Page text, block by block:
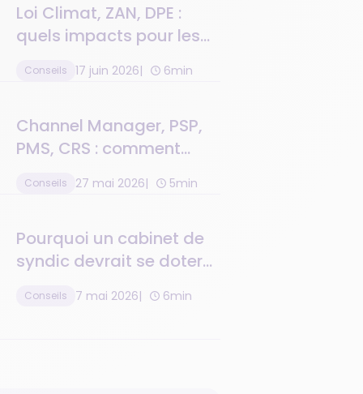
Loi Climat, ZAN, DPE :
quels impacts pour les
Conseils 17 juin 2026 6min
Channel Manager, PSP,
PMS, CRS : comment
chaîne de valeur
Conseils 27 mai 2026 5min
Pourquoi un cabinet de
syndic devrait se doter
de la relation client ?
Conseils 7 mai 2026 6min